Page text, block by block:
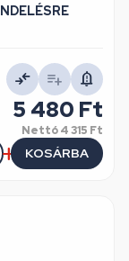
5 480 Ft
Nettó4 315 Ft
KOSÁRBA